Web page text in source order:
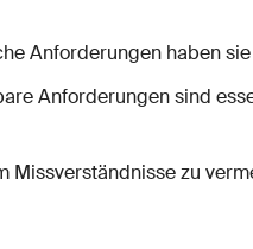
Anforderungen haben
Anforderungen sind
zu